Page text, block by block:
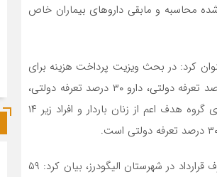
داروی ام اس به‌صورت ۱۰ درصد با بیمه شده محاسبه و مابقی داروهای بیماران خاص
کرد: در بحث ویزیت پرداخت هزینه برای
بیمار ۱۰ درصد تعرفه دولتی به مبلغ ۱۶۴۰ تومان، آزمایش و تصویربرداری ۱۵ درصد تعرفه دولتی، دارو ۳۰ درصد تعرفه دولتی،
تزریقات و پانسمان ۱۰ درصد تعرفه دولتی به مبلغ ۲۷۰ تومان، دندانپزشکی برای گروه هدف اعم از زنان باردار و افراد زیر ۱۴
مدیرکل بیمه سلامت لرستان با اشاره به تعداد مؤسسات تشخیصی درمانی طرف قرارداد در شهرستان الیگودرز، بیان کرد: ۵۹